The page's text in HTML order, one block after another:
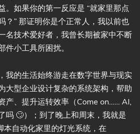
。如果你的第一反应是 “就家里那点
？” 那证明你是个正常人，我以前也
名技术爱好者，我曾长期被家中不断
件小工具所困扰。
我的生活始终游走在数字世界与现实
大型企业设计复杂的系统架构，帮助
产、提升运转效率（Come on…… AI,
吗 🙄）；到了晚上和周末，我就是
本自动化家里的灯光系统，在